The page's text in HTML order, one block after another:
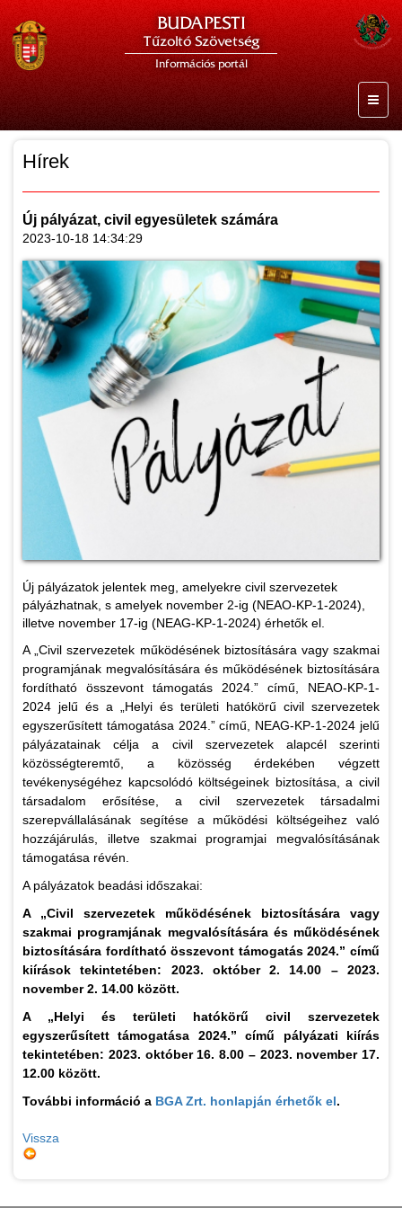
BUDAPESTI
Tűzoltó Szövetség
Információs portál
Hírek
Új pályázat, civil egyesületek számára
2023-10-18 14:34:29
Új pályázatok jelentek meg, amelyekre civil szervezetek
pályázhatnak, s amelyek november 2-ig (NEAO-KP-1-2024),
illetve november 17-ig (NEAG-KP-1-2024) érhetők el.
A „Civil szervezetek működésének biztosítására vagy szakmai
programjának megvalósítására és működésének biztosítására
fordítható összevont támogatás 2024.” című, NEAO-KP-1-
2024 jelű és a „Helyi és területi hatókörű civil szervezetek
egyszerűsített támogatása 2024.” című, NEAG-KP-1-2024 jelű
pályázatainak célja a civil szervezetek alapcél szerinti
közösségteremtő, a közösség érdekében végzett
tevékenységéhez kapcsolódó költségeinek biztosítása, a civil
társadalom erősítése, a civil szervezetek társadalmi
szerepvállalásának segítése a működési költségeihez való
hozzájárulás, illetve szakmai programjai megvalósításának
támogatása révén.
A pályázatok beadási időszakai:
A „Civil szervezetek működésének biztosítására vagy
szakmai programjának megvalósítására és működésének
biztosítására fordítható összevont támogatás 2024.” című
kiírások tekintetében: 2023. október 2. 14.00 – 2023.
november 2. 14.00 között.
A „Helyi és területi hatókörű civil szervezetek
egyszerűsített támogatása 2024.” című pályázati kiírás
tekintetében: 2023. október 16. 8.00 – 2023. november 17.
12.00 között.
További információ a BGA Zrt. honlapján érhetők el.
Vissza